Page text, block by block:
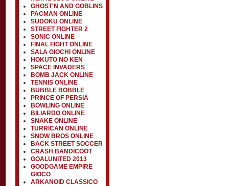
GHOST'N AND GOBLINS
PACMAN ONLINE
SUDOKU ONLINE
STREET FIGHTER 2
SONIC ONLINE
FINAL FIGHT ONLINE
SALA GIOCHI ONLINE
HOKUTO NO KEN
SPACE INVADERS
BOMB JACK ONLINE
TENNIS ONLINE
BUBBLE BOBBLE
PRINCE OF PERSIA
BOWLING ONLINE
BILIARDO ONLINE
SNAKE ONLINE
TURRICAN ONLINE
SNOW BROS ONLINE
BACK STREET SOCCER
CRASH BANDICOOT
GOALUNITED 2013
GOODGAME EMPIRE
GIOCO
ARKANOID CLASSICO